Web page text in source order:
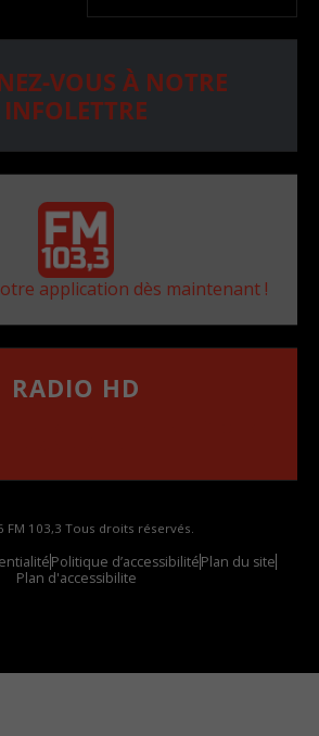
VOUS À NOTRE
INFOLETTRE
application dès maintenant !
RADIO HD
FM 103,3 Tous droits réservés.
Politique d’accessibilitéPlan du site
Plan d'accessibilite